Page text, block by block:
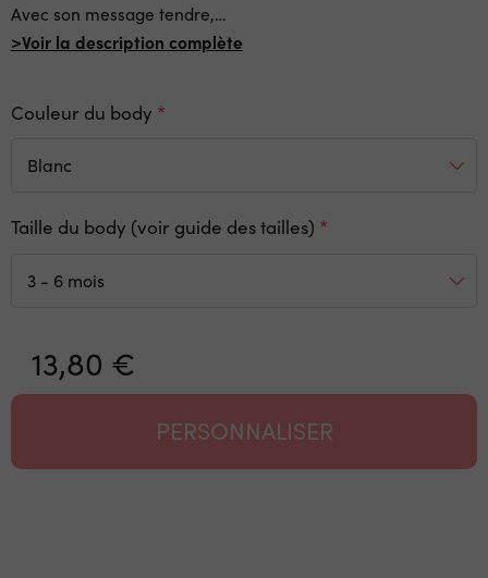
Avec son message tendre,…
>Voir la description complète
Couleur du body
Taille du body (voir guide des tailles)
13,80 €
PERSONNALISER